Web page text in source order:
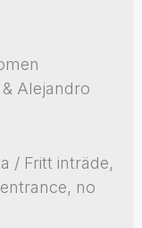
Alejandro
/ Fritt inträde,
no